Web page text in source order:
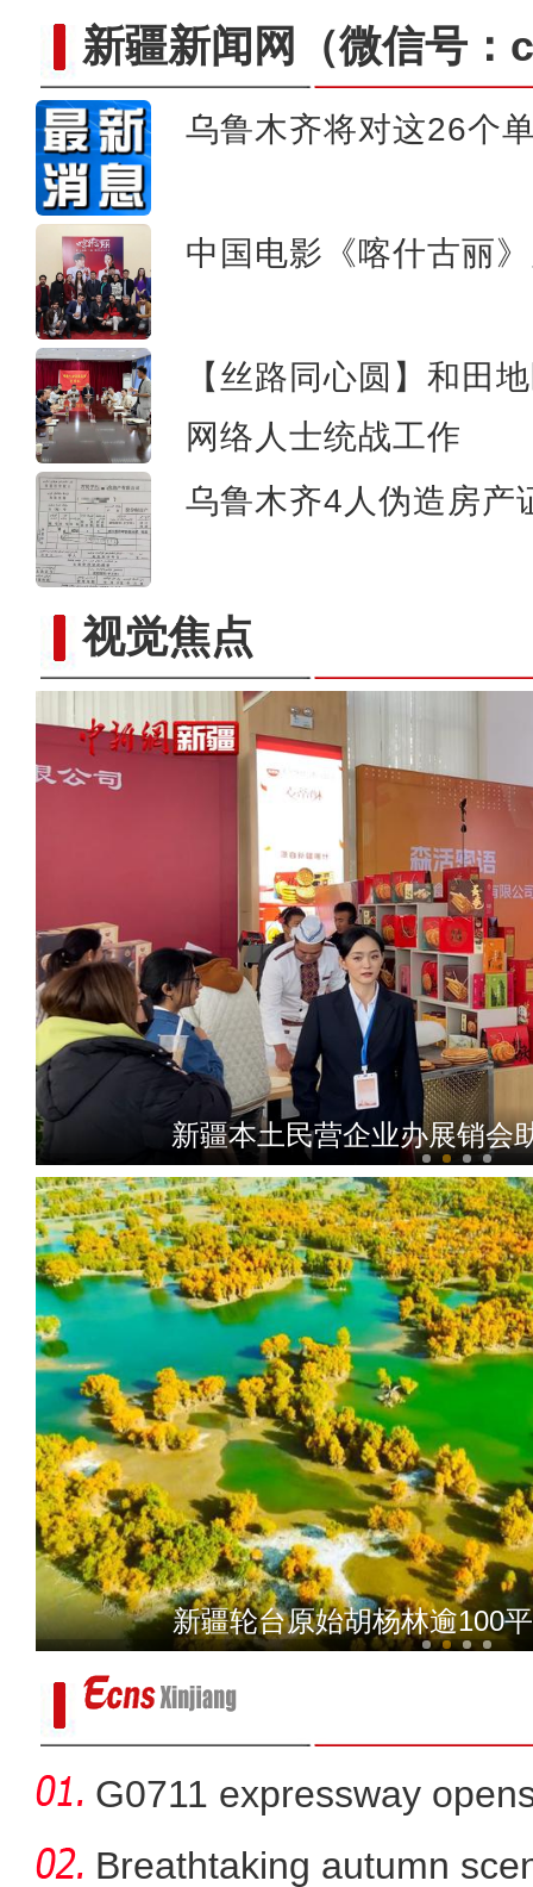
新疆新闻网 （微信号
乌鲁木齐将对这26个
中国电影《喀什古丽
【丝路同心圆】和田
网络人士统战工作
乌鲁木齐4人伪造房产
视觉焦点新疆叶城50万千瓦光伏
新疆本土民营企业办展销会
新疆青河县：云海奔
新疆轮台原始胡杨林逾100
G0711 expressway
Breathtaking autumn